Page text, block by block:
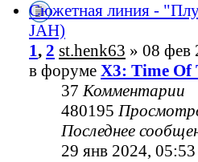
Сюжетная линия -
JAH)
1, 2 st.henk63 » 08 фев
в форуме X3: Time Of
37Комментарии
480195
Последнее
29 янв 2024, 05:53